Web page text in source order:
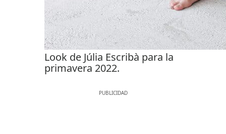
Look de Júlia Escribà para la
primavera 2022.